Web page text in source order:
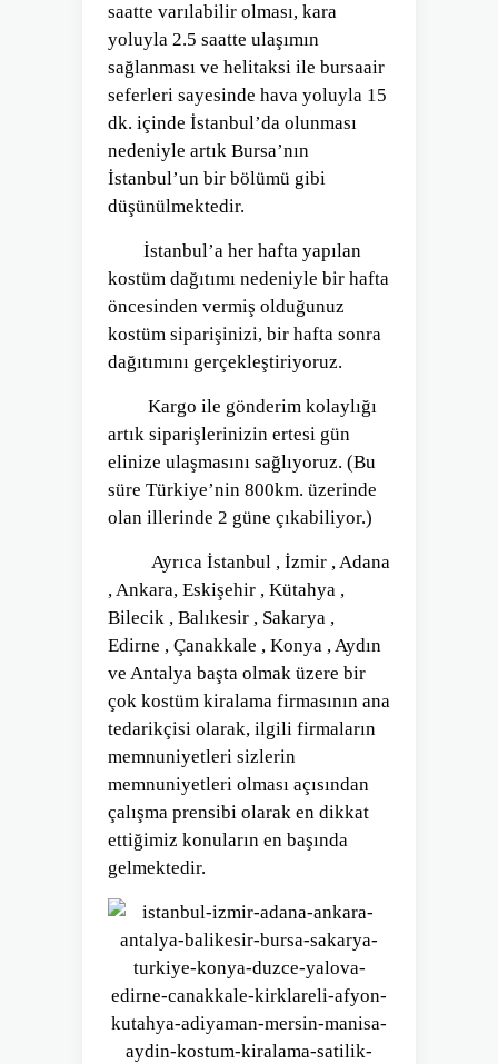
saatte varılabilir olması, kara
yoluyla 2.5 saatte ulaşımın
sağlanması ve helitaksi ile bursaair
seferleri sayesinde hava yoluyla 15
dk. içinde İstanbul’da olunması
nedeniyle artık Bursa’nın
İstanbul’un bir bölümü gibi
düşünülmektedir.
İstanbul’a her hafta yapılan
kostüm dağıtımı nedeniyle bir hafta
öncesinden vermiş olduğunuz
kostüm siparişinizi, bir hafta sonra
dağıtımını gerçekleştiriyoruz.
Kargo ile gönderim kolaylığı
artık siparişlerinizin ertesi gün
elinize ulaşmasını sağlıyoruz. (Bu
süre Türkiye’nin 800km. üzerinde
olan illerinde 2 güne çıkabiliyor.)
Ayrıca İstanbul , İzmir , Adana
, Ankara, Eskişehir , Kütahya ,
Bilecik , Balıkesir , Sakarya ,
Edirne , Çanakkale , Konya , Aydın
ve Antalya başta olmak üzere bir
çok kostüm kiralama firmasının ana
tedarikçisi olarak, ilgili firmaların
memnuniyetleri sizlerin
memnuniyetleri olması açısından
çalışma prensibi olarak en dikkat
ettiğimiz konuların en başında
gelmektedir.